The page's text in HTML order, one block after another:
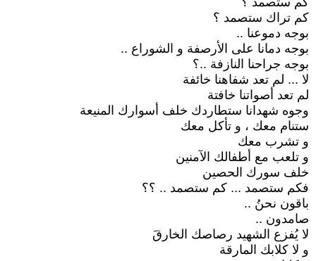
كم تراك ستصمد ؟
بوجه دموعنا ..
بوجه دمانا على الأرصفة و الشوراع ..
بوجه جراحنا النازفة ..؟
لا ... لم تعد شفاهنا خائفة
لم تعد أصواتنا خافتة
وجوه شهدانا ستطاردك خلف أسوارك المنيعة
ستنام معك ، و تأكل معك
و تشرب معك
و تلعب مع أطفالك الآمنين
خلف سورك الحصين
فكم ستصمد ... كم ستصمد .. ؟؟
باقون نحنُ ..
صامدون ..
لا يُفزع الشهيد رصاصك الخارقَ
و لا كلابك المارقة